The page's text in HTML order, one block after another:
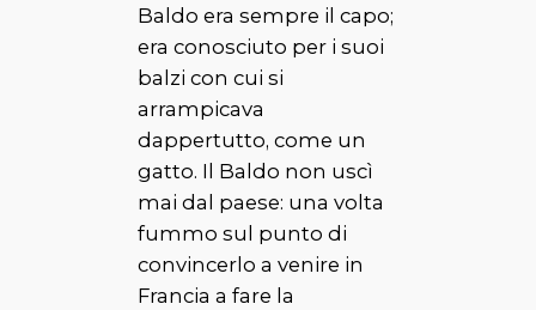
Baldo era sempre il capo;
era conosciuto per i suoi
balzi con cui si
arrampicava
dappertutto, come un
gatto. Il Baldo non uscì
mai dal paese: una volta
fummo sul punto di
convincerlo a venire in
Francia a fare la